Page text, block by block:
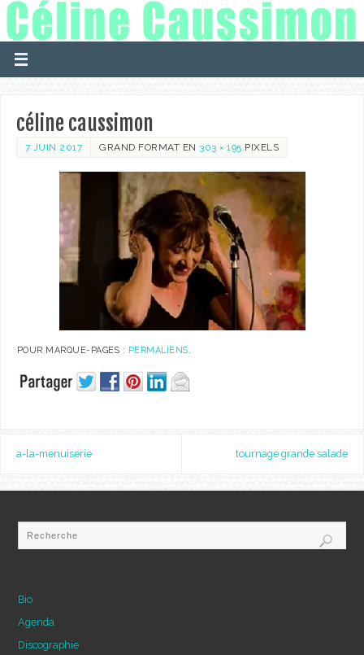
céline caussimon
7 JUIN 2017 GRAND FORMAT EN 303 × 195 PIXELS
POUR MARQUE-PAGES : PERMALIENS.
a-la-menuiserie tournage grande salade
Bio
Agenda
Discographie